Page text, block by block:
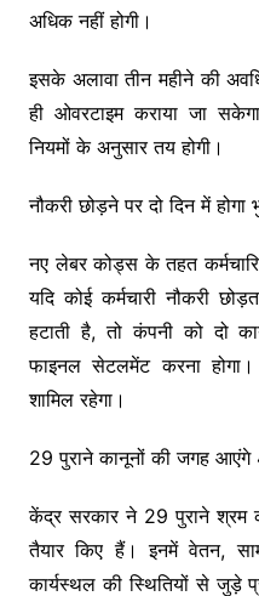
अधिक नहीं होगी।
इसके अलावा तीन महीने की
ही ओवरटाइम कराया जा
नियमों के अनुसार तय होगी।
नौकरी छोड़ने पर दो दिन में होगा
नए लेबर कोड्स के तहत
यदि कोई कर्मचारी नौकरी
हटाती है, तो कंपनी को दो
फाइनल सेटलमेंट करना
शामिल रहेगा।
29 पुराने कानूनों की जगह
केंद्र सरकार ने 29 पुराने श्रम
तैयार किए हैं। इनमें वेतन,
कार्यस्थल की स्थितियों से जुड़े